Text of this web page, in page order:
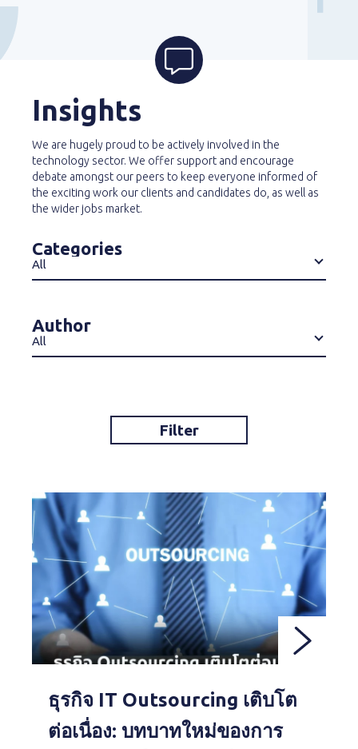
Insights
We are hugely proud to be actively involved in the
technology sector. We offer support and encourage
debate amongst our peers to keep everyone informed of
the exciting work our clients and candidates do, as well as
the wider jobs market.
Categories
All
Author
All
Filter
ธุรกิจ IT Outsourcing เติบโต
ต่อเนื่อง: บทบาทใหม่ของการ